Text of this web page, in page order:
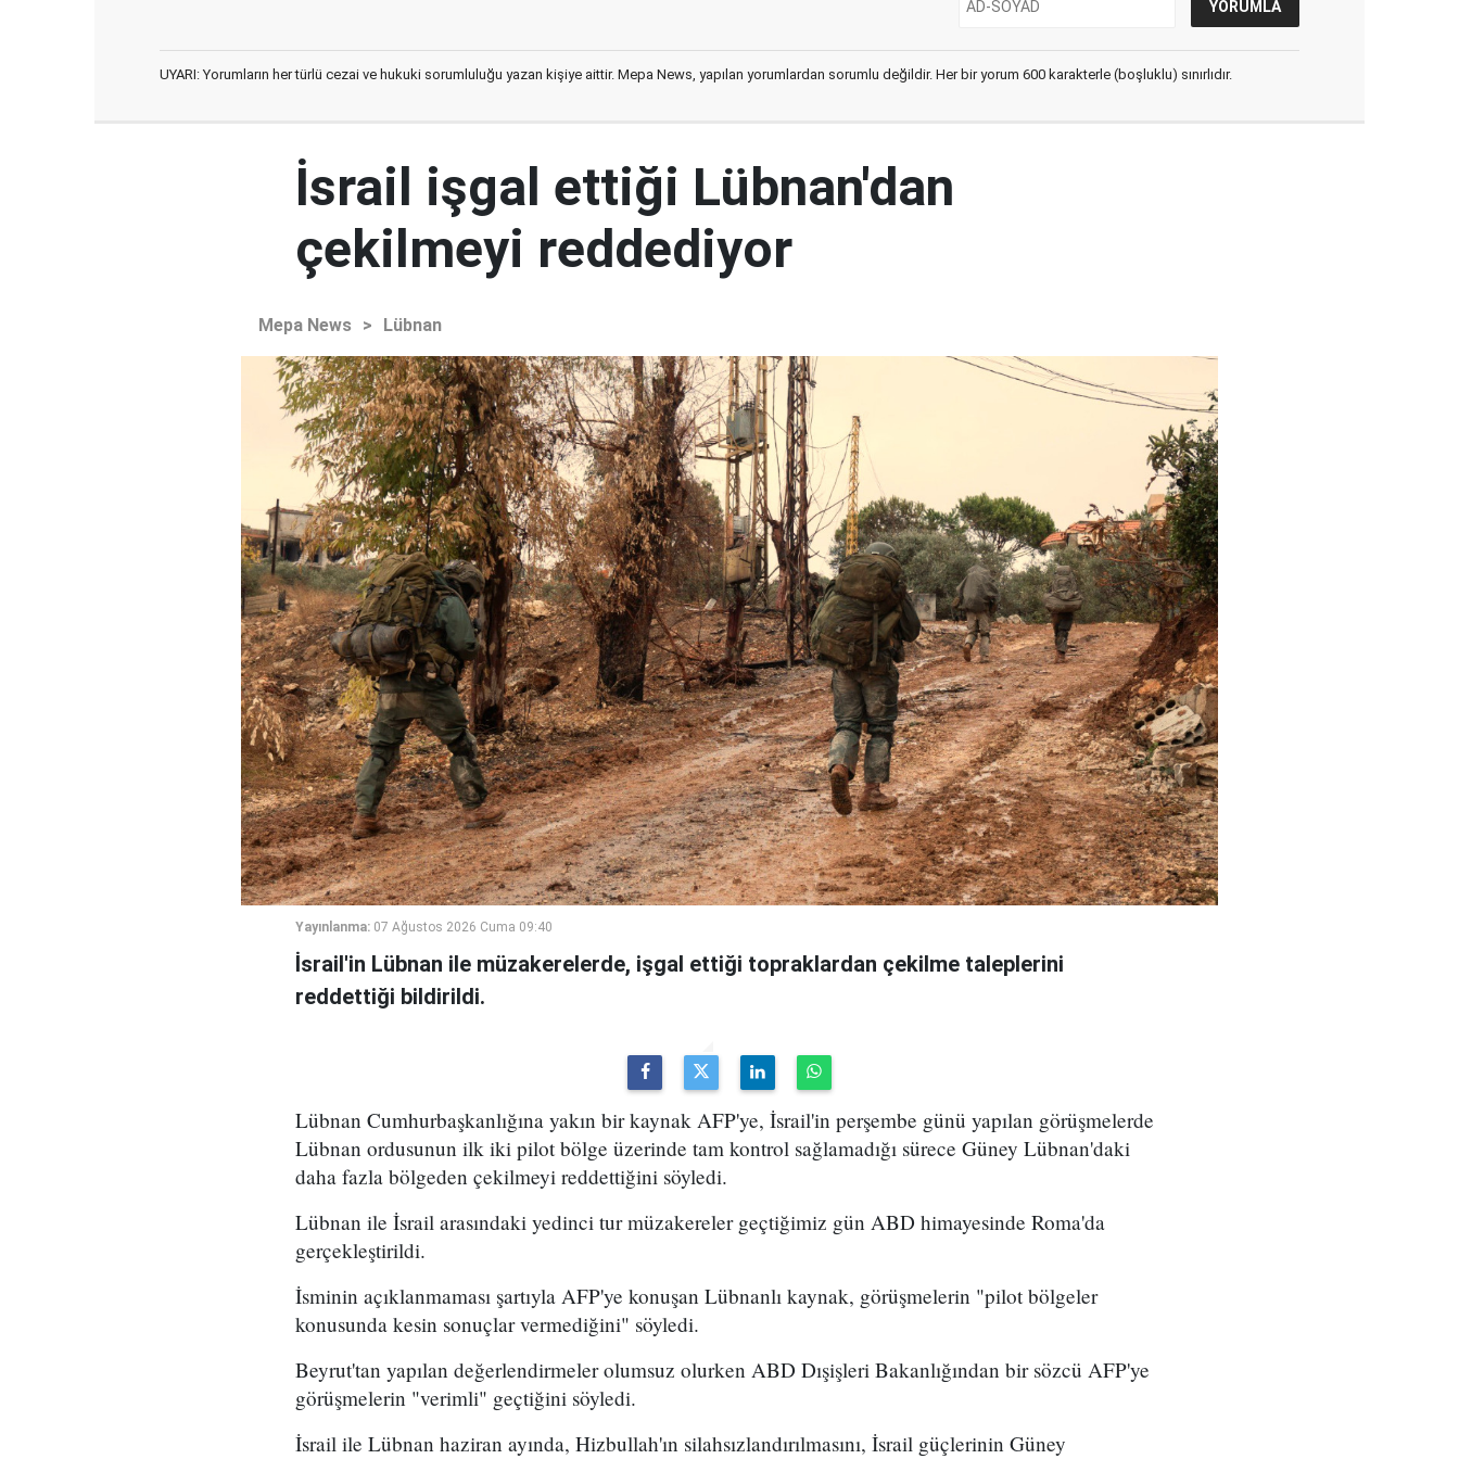
UYARI: Yorumların her türlü cezai ve hukuki sorumluluğu yazan kişiye aittir. Mepa News, yapılan yorumlardan sorumlu değildir. Her bir yorum 600 karakterle (boşluklu) sınırlıdır.
İsrail işgal ettiği Lübnan'dan
çekilmeyi reddediyor
Mepa News > Lübnan
Yayınlanma: 07 Ağustos 2026 Cuma 09:40
İsrail'in Lübnan ile müzakerelerde, işgal ettiği topraklardan çekilme taleplerini
reddettiği bildirildi.
Lübnan Cumhurbaşkanlığına yakın bir kaynak AFP'ye, İsrail'in perşembe günü yapılan görüşmelerde
Lübnan ordusunun ilk iki pilot bölge üzerinde tam kontrol sağlamadığı sürece Güney Lübnan'daki
daha fazla bölgeden çekilmeyi reddettiğini söyledi.
Lübnan ile İsrail arasındaki yedinci tur müzakereler geçtiğimiz gün ABD himayesinde Roma'da
gerçekleştirildi.
İsminin açıklanmaması şartıyla AFP'ye konuşan Lübnanlı kaynak, görüşmelerin "pilot bölgeler
konusunda kesin sonuçlar vermediğini" söyledi.
Beyrut'tan yapılan değerlendirmeler olumsuz olurken ABD Dışişleri Bakanlığından bir sözcü AFP'ye
görüşmelerin "verimli" geçtiğini söyledi.
İsrail ile Lübnan haziran ayında, Hizbullah'ın silahsızlandırılmasını, İsrail güçlerinin Güney